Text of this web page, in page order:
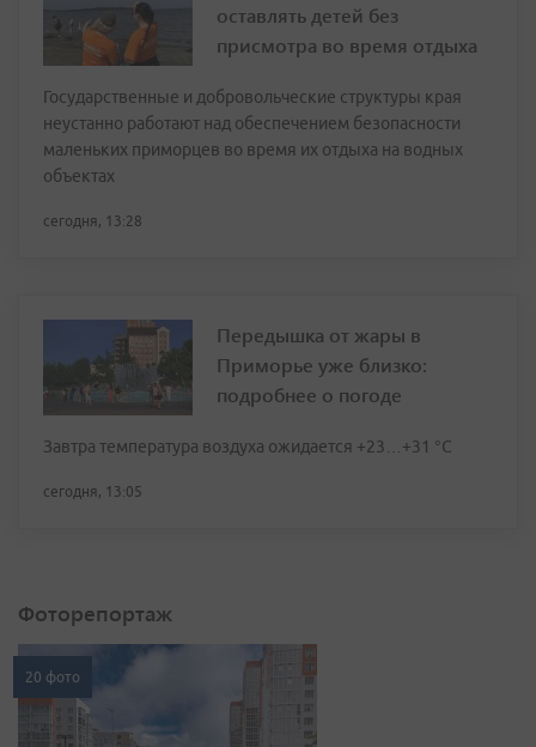
оставлять детей без
присмотра во время отдыха
Государственные и добровольческие структуры края
неустанно работают над обеспечением безопасности
маленьких приморцев во время их отдыха на водных
объектах
сегодня, 13:28
Передышка от жары в
Приморье уже близко:
подробнее о погоде
Завтра температура воздуха ожидается +23…+31 °C
сегодня, 13:05
Фоторепортаж
20 фото